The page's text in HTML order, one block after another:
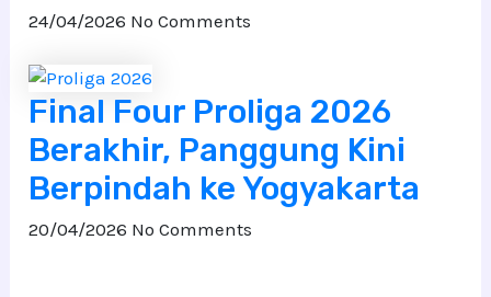
24/04/2026 No Comments
Final Four Proliga 2026
Berakhir, Panggung Kini
Berpindah ke Yogyakarta
20/04/2026 No Comments